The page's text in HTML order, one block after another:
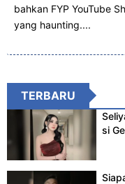
bahkan FYP YouTube
yang haunting....
TERBARU
si